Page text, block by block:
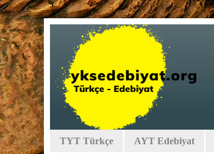
TYT Türkçe AYT Edebiyat